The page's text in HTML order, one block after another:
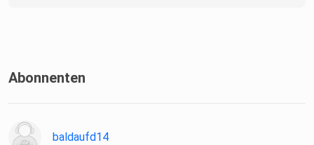
Abonnenten
baldaufd14